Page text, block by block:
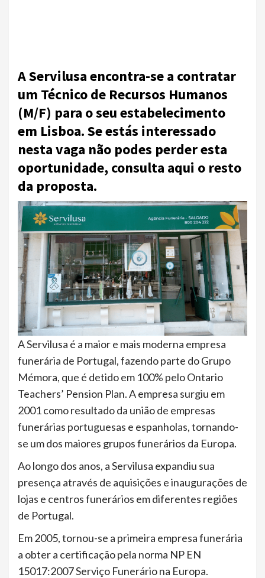
A Servilusa encontra-se a contratar
um Técnico de Recursos Humanos
(M/F) para o seu estabelecimento
em Lisboa. Se estás interessado
nesta vaga não podes perder esta
oportunidade, consulta aqui o resto
da proposta.
A Servilusa é a maior e mais moderna empresa
funerária de Portugal, fazendo parte do Grupo
Mémora, que é detido em 100% pelo Ontario
Teachers’ Pension Plan. A empresa surgiu em
2001 como resultado da união de empresas
funerárias portuguesas e espanholas, tornando-
se um dos maiores grupos funerários da Europa.
Ao longo dos anos, a Servilusa expandiu sua
presença através de aquisições e inaugurações de
lojas e centros funerários em diferentes regiões
de Portugal.
Em 2005, tornou-se a primeira empresa funerária
a obter a certificação pela norma NP EN
15017:2007 Serviço Funerário na Europa.